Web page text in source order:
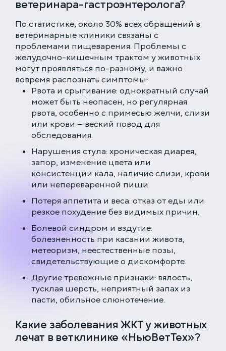
ветеринара-гастроэнтеролога?
По статистике, около 30% всех обращений в
ветеринарные клиники связаны с
проблемами пищеварения. Проблемы с
желудочно-кишечным трактом у животных
могут проявляться по-разному, и важно
вовремя распознать симптомы:
Рвота и срыгивание: однократный случай
может быть неопасен, но регулярная
рвота, особенно с примесью желчи, слизи
или крови — веский повод для
обследования.
Нарушения стула: хроническая диарея,
запор, изменение цвета или
консистенции кала, наличие слизи, крови
или непереваренной пищи.
Потеря аппетита и веса: отказ от еды или
резкое похудение без видимых причин.
Болевой синдром и вздутие:
болезненность при касании живота,
метеоризм, неестественные позы,
свидетельствующие о дискомфорте.
Другие тревожные признаки: вялость,
тусклая шерсть, неприятный запах из
пасти, обильное слюнотечение.
Какие заболевания ЖКТ у животных
лечат в ветклинике «НьюВетТех»?